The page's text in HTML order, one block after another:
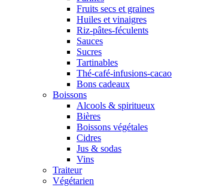
Fruits secs et graines
Huiles et vinaigres
Riz-pâtes-féculents
Sauces
Sucres
Tartinables
Thé-café-infusions-cacao
Bons cadeaux
Boissons
Alcools & spiritueux
Bières
Boissons végétales
Cidres
Jus & sodas
Vins
Traiteur
Végétarien